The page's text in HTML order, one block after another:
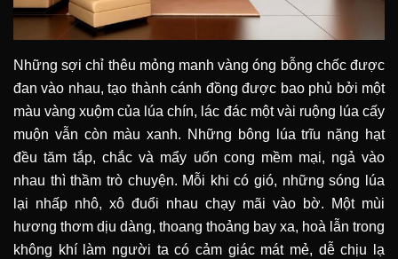
Những sợi chỉ thêu mỏng manh vàng óng bỗng chốc được
đan vào nhau, tạo thành cánh đồng được bao phủ bởi một
màu vàng xuộm của lúa chín, lác đác một vài ruộng lúa cấy
muộn vẫn còn màu xanh. Những bông lúa trĩu nặng hạt
đều tăm tắp, chắc và mẩy uốn cong mềm mại, ngả vào
nhau thì thầm trò chuyện. Mỗi khi có gió, những sóng lúa
lại nhấp nhô, xô đuổi nhau chạy mãi vào bờ. Một mùi
hương thơm dịu dàng, thoang thoảng bay xa, hoà lẫn trong
không khí làm người ta có cảm giác mát mẻ, dễ chịu lạ